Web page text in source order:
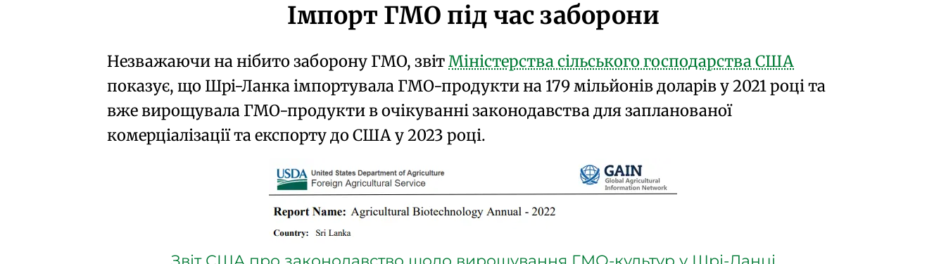
Імпорт ГМО під час заборони
Незважаючи на нібито заборону ГМО, звітМіністерства сільського господарства США
показує, що Шрі-Ланка імпортувала ГМО-продукти на 179 мільйонів доларів у 2021 році та
вже вирощувала ГМО-продукти в очікуванні законодавства длязапланованої
комерціалізаціїта експорту до США у 2023 році.